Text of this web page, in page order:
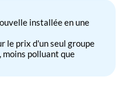
installée en une
le prix d'un seul groupe
moins polluant que